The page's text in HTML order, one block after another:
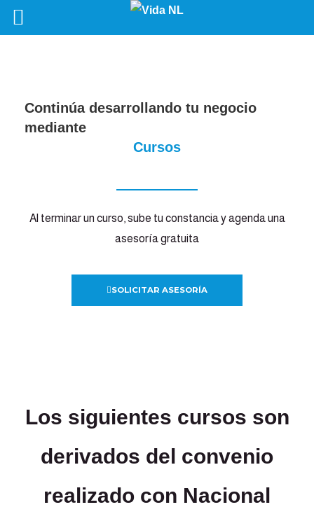
Continúa desarrollando tu negocio
mediante
Cursos
Al terminar un curso, sube tu constancia y agenda una
asesoría gratuita
SOLICITAR ASESORÍA
Los siguientes cursos son
derivados del convenio
realizado con Nacional